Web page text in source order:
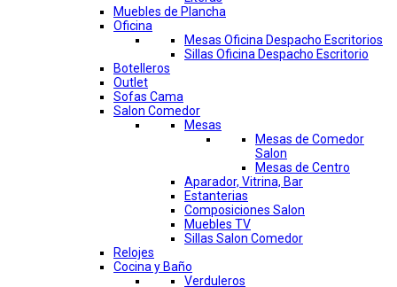
Muebles de Plancha
Oficina
Mesas Oficina Despacho Escritorios
Sillas Oficina Despacho Escritorio
Botelleros
Outlet
Sofas Cama
Salon Comedor
Mesas
Mesas de Comedor
Salon
Mesas de Centro
Aparador, Vitrina, Bar
Estanterias
Composiciones Salon
Muebles TV
Sillas Salon Comedor
Relojes
Cocina y Baño
Verduleros